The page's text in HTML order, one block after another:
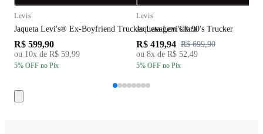
Levis
Jaqueta Levi's® Ex-Boyfriend Trucker Lavagem Clara
R$ 599,90
ou 10x de R$ 59,99
5% OFF no Pix
Levis
Jaqueta Levi's® 90's Trucker
R$ 419,94 R$ 699,90
ou 8x de R$ 52,49
5% OFF no Pix